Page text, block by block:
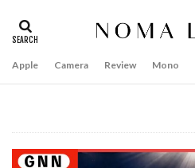
Apple Camera Review Mono
タグ
2018年 買って良かったもの